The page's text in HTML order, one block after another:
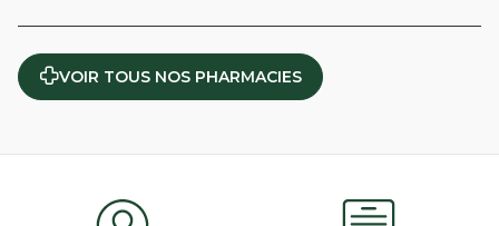
VOIR TOUS NOS PHARMACIES